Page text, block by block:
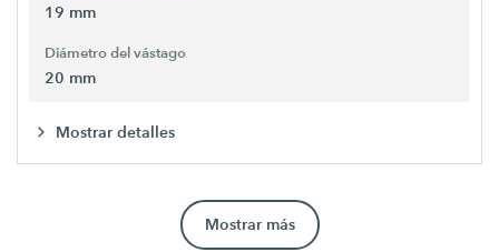
19 mm
Diámetro del vástago
20 mm
Mostrar detalles
Mostrar más